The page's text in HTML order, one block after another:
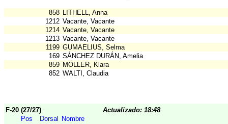
858 LITHELL, Anna
1212 Vacante, Vacante
1214 Vacante, Vacante
1213 Vacante, Vacante
1199 GUMAELIUS, Selma
169 SÁNCHEZ DURÁN, Amelia
859 MÖLLER, Klara
852 WALTI, Claudia
F-20 (27/27)
Actualizado: 18:48
Pos
Dorsal
Nombre